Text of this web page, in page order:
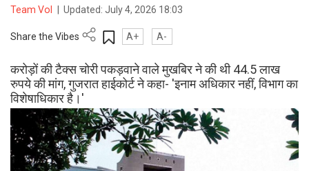
Team VoI Updated:July 4, 2026 18:03
Share the Vibes A+ A-
करोड़ों की टैक्स चोरी पकड़वाने वाले मुखबिर ने की थी 44.5 लाख
रुपये की मांग, गुजरात हाईकोर्ट ने कहा- 'इनाम अधिकार नहीं, विभाग का
विशेषाधिकार है।'